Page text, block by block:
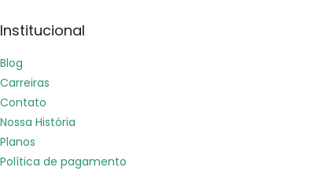
Institucional
Blog
Carreiras
Contato
Nossa História
Planos
Política de pagamento